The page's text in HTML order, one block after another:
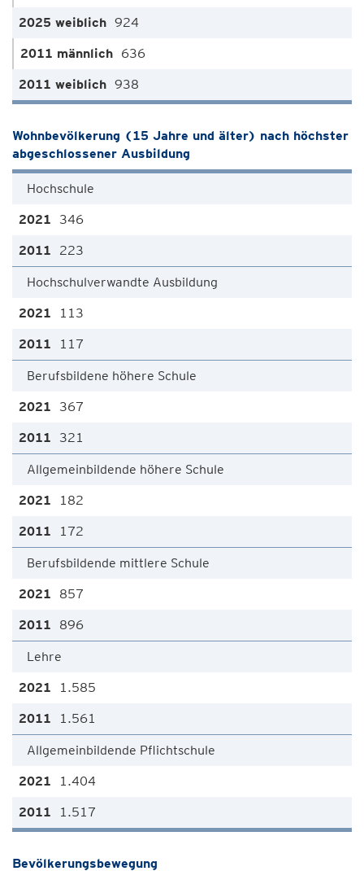
924
636
938
Wohnbevölkerung (15 Jahre und älter) nach höchster
abgeschlossener Ausbildung
Hochschule
346
223
Hochschulverwandte Ausbildung
113
117
Berufsbildene höhere Schule
367
321
Allgemeinbildende höhere Schule
182
172
Berufsbildende mittlere Schule
857
896
Lehre
1.585
1.561
Allgemeinbildende Pflichtschule
1.404
1.517
Bevölkerungsbewegung